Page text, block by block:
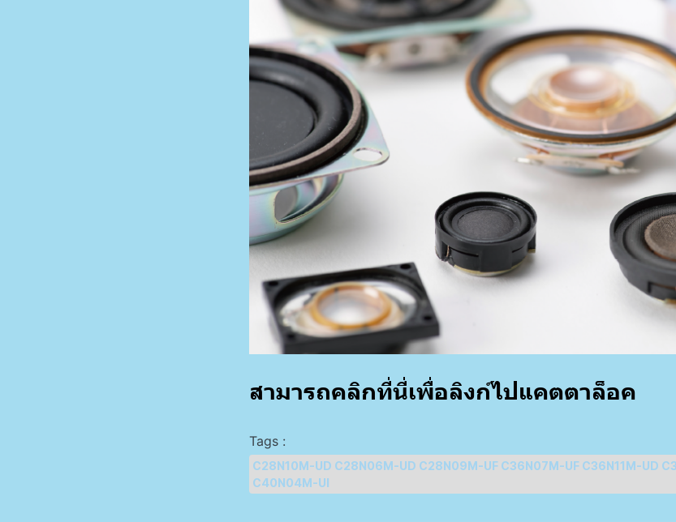
สามารถคลิกที่นี่เพื่อลิงก์ไปแคตตาล็อค
Tags :
C28N10M-UD C28N06M-UD C28N09M-UF C36N07M-UF C36N11M-UD
C40N04M-UI